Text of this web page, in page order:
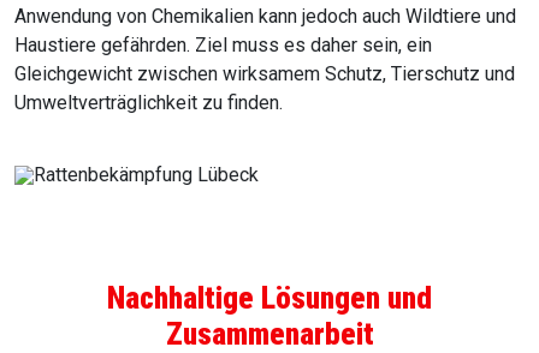
Anwendung von Chemikalien kann jedoch auch Wildtiere und
Haustiere gefährden. Ziel muss es daher sein, ein
Gleichgewicht zwischen wirksamem Schutz, Tierschutz und
Umweltverträglichkeit zu finden.
Nachhaltige Lösungen und
Zusammenarbeit